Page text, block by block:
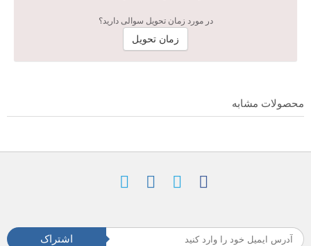
در مورد زمان تحویل سوالی دارید؟
زمان تحویل
محصولات مشابه
اشتراک